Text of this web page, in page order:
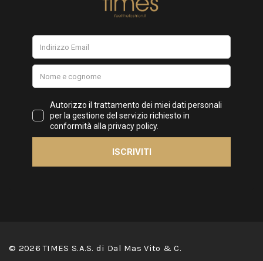
© 2026 TIMES S.A.S. di Dal Mas Vito & C.